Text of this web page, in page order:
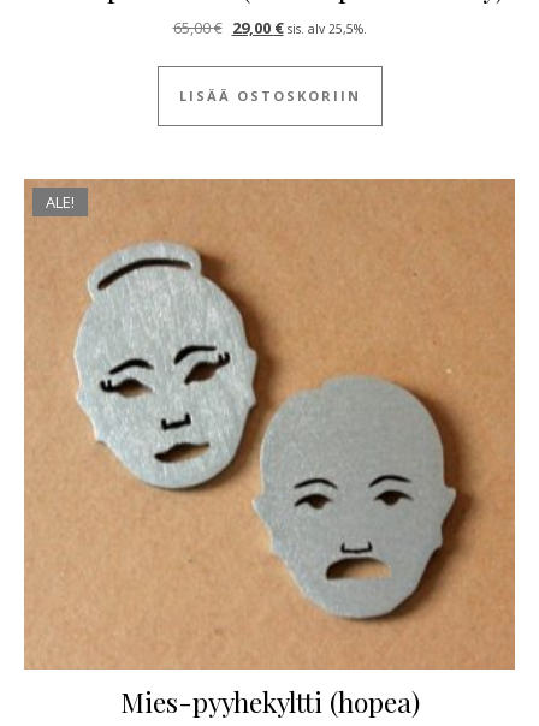
65,00€ Alkuperäinen hinta oli: 65,00 €.
29,00 €Nykyinen hinta on: 29,00 €.
sis. alv 25,5%.
LISÄÄ OSTOSKORIIN
ALE!
Mies-pyyhekyltti (hopea)